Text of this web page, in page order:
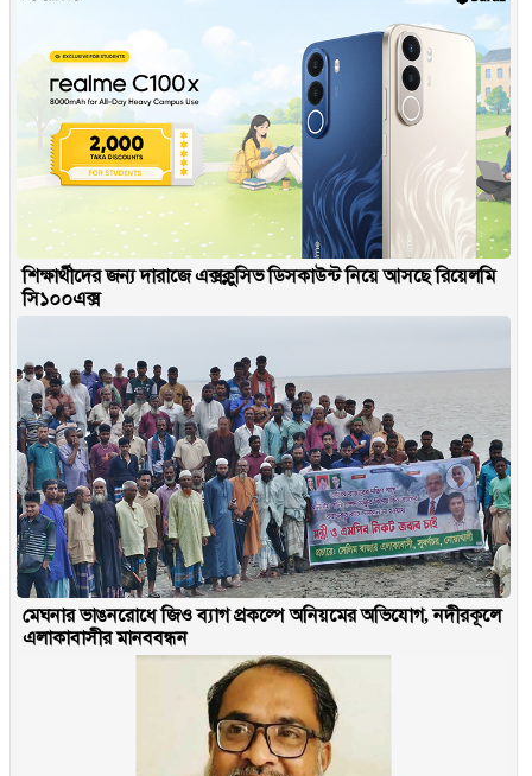
শিক্ষার্থীদের জন্য দারাজে এক্সক্লুসিভ ডিসকাউন্ট নিয়ে আসছে রিয়েলমি
সি১০০এক্স
মেঘনার ভাঙনরোধে জিও ব্যাগ প্রকল্পে অনিয়মের অভিযোগ, নদীরকূলে
এলাকাবাসীর মানববন্ধন